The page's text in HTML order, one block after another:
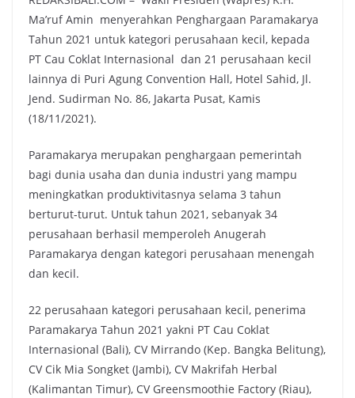
Ma’ruf Amin menyerahkan Penghargaan Paramakarya
Tahun 2021 untuk kategori perusahaan kecil, kepada
PT Cau Coklat Internasional dan 21 perusahaan kecil
lainnya di Puri Agung Convention Hall, Hotel Sahid, Jl.
Jend. Sudirman No. 86, Jakarta Pusat, Kamis
(18/11/2021).
Paramakarya merupakan penghargaan pemerintah
bagi dunia usaha dan dunia industri yang mampu
meningkatkan produktivitasnya selama 3 tahun
berturut-turut. Untuk tahun 2021, sebanyak 34
perusahaan berhasil memperoleh Anugerah
Paramakarya dengan kategori perusahaan menengah
dan kecil.
22 perusahaan kategori perusahaan kecil, penerima
Paramakarya Tahun 2021 yakni PT Cau Coklat
Internasional (Bali), CV Mirrando (Kep. Bangka Belitung),
CV Cik Mia Songket (Jambi), CV Makrifah Herbal
(Kalimantan Timur), CV Greensmoothie Factory (Riau),